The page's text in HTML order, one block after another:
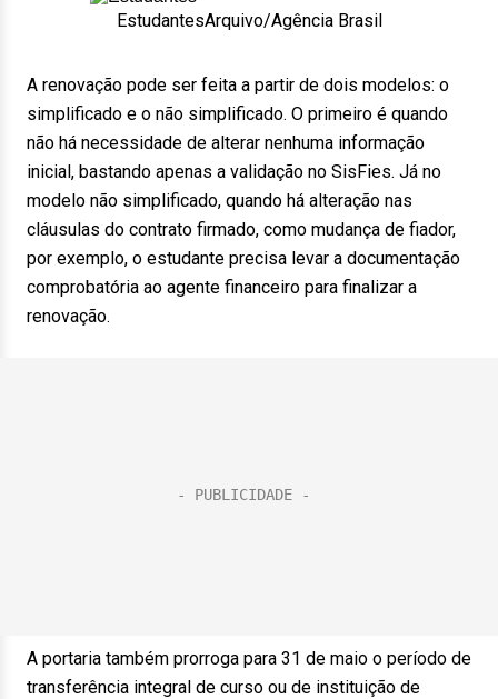
EstudantesArquivo/Agência Brasil
A renovação pode ser feita a partir de dois modelos: o
simplificado e o não simplificado. O primeiro é quando
não há necessidade de alterar nenhuma informação
inicial, bastando apenas a validação no SisFies. Já no
modelo não simplificado, quando há alteração nas
cláusulas do contrato firmado, como mudança de fiador,
por exemplo, o estudante precisa levar a documentação
comprobatória ao agente financeiro para finalizar a
renovação.
A portaria também prorroga para 31 de maio o período de
transferência integral de curso ou de instituição de